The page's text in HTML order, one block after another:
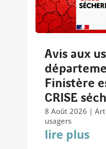
Avis aux
Finistère
CRISE
8 Août 2026 |
usagers
lire plus